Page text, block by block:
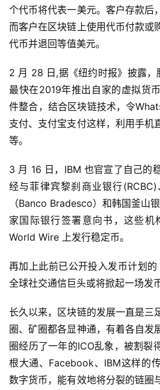
个代币将代表一美元。客户存款后
而客户在区块链上使用代币付款或
代币并退回等值美元。
2 月 28 日,据《纽约时报》披露，
最快在2019年推出自家的虚拟货
件整合，结合区块链技术，令
支付、支付宝支付这样，利用手机
等。
3 月 16 日，IBM 也官宣了自己的
经与菲律宾黎刹商业银行
（Banco Bradesco）和韩国釜山
家国际银行签署意向书，这些机
World Wire 上发行稳定币。
再加上此前已公开投入发币计划的
全球社交通信巨头或将掀起一场发
长久以来，区块链的发展一直是三
圈、矿圈都各显神通，有着各自发
圈经历了一年的ICO乱象，被割裂
根大通、Facebook、IBM这样的
数字货币，能有效地将分裂的链圈